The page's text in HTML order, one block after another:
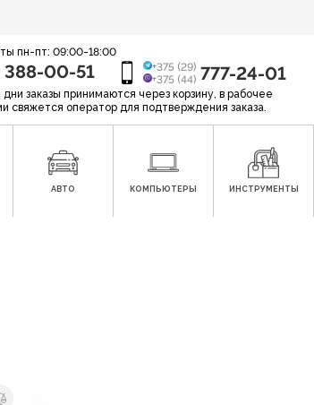
пн-пт: 09:00-18:00
388-00-51
+375 (29)
+375 (44) 777-24-01
заказы принимаются через корзину, в рабочее
свяжется оператор для подтверждения заказа.
АВТО КОМПЬЮТЕРЫ ИНСТРУМЕНТЫ